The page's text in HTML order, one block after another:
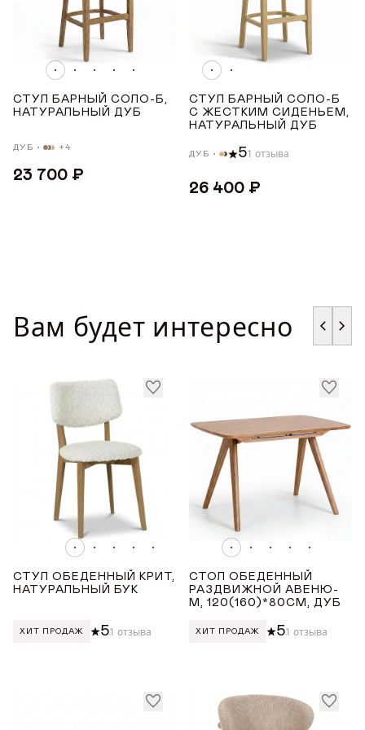
ДИЗАЙНЕРАМ
СОТРУДНИЧЕСТВО
ДИЛЕРАМ
О нас
Телепроекты
VKYoutubeTelegramMAX Яндекс Ритм Pinterest
МАТЕРИАЛ
Дуб
Средний
РОССИЯ
ТОНИРОВКА
Светлый дуб с чёрной патиной
Светлый дуб
Дуб меловой
ЦВЕТ ТКАНИ
СТУЛ БАРНЫЙ СОЛО-Б,
НАТУРАЛЬНЫЙ ДУБ
ДУБ +4
23 700 ₽
СТУЛ БАРНЫЙ СОЛО-Б
С ЖЕСТКИМ СИДЕНЬЕМ,
НАТУРАЛЬНЫЙ ДУБ
ДУБ 51 отзыва
26 400 ₽
Вам будет интересно
СТУЛ ОБЕДЕННЫЙ КРИТ,
НАТУРАЛЬНЫЙ БУК
ХИТ ПРОДАЖ 51 отзыва
СТОЛ ОБЕДЕННЫЙ
РАЗДВИЖНОЙ АВЕНЮ-
М, 120(160)*80СМ, ДУБ
ХИТ ПРОДАЖ 51 отзыва